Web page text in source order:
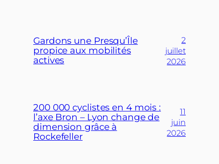
Gardons une Presqu’Île
propice aux mobilités
actives
2
juillet
2026
200 000 cyclistes en 4 mois :
l’axe Bron – Lyon change de
dimension grâce à
Rockefeller
11
juin
2026